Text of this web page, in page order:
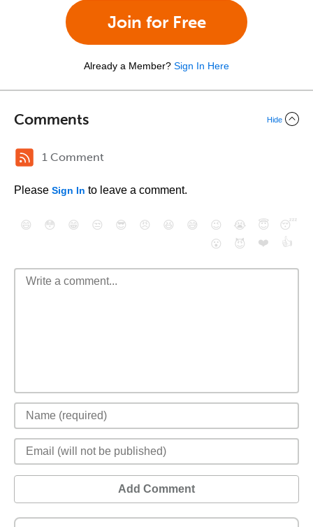
Join for Free
Already a Member? Sign In Here
Comments Hide
1 Comment
Please Sign In to leave a comment.
😄 😳 😁 😒 😎 😠 😆 😅 😉 😭 😇
😴
😮
😈 ❤️ 👍
Add Comment